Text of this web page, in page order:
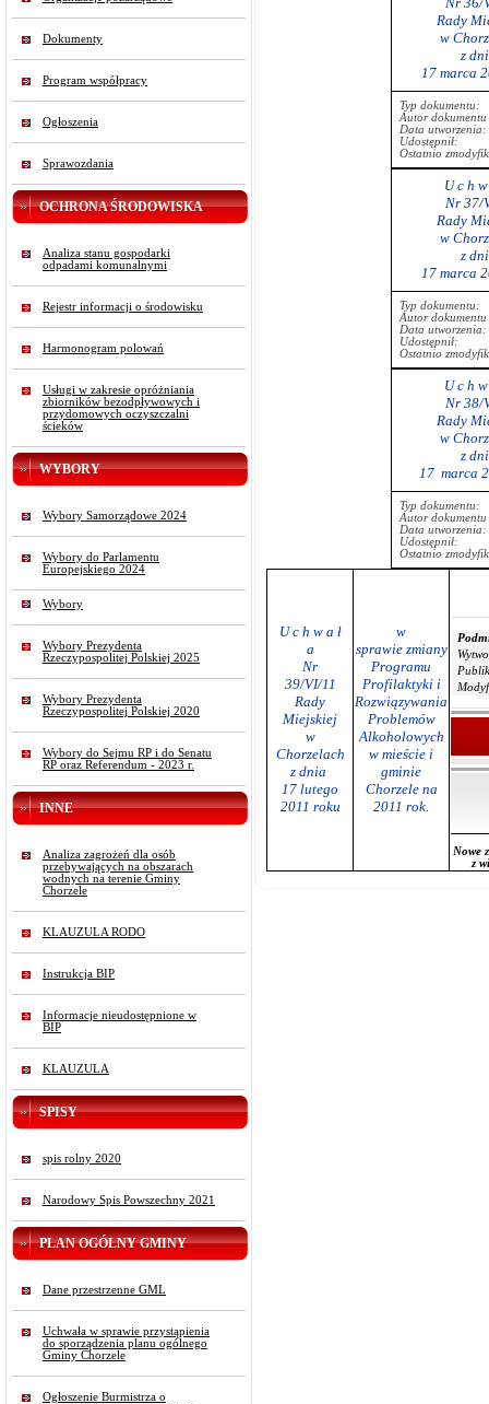
Dokumenty
Program współpracy
Ogłoszenia
Sprawozdania
OCHRONA ŚRODOWISKA
Analiza stanu gospodarki
odpadami komunalnymi
Rejestr informacji o środowisku
Harmonogram polowań
Usługi w zakresie opróżniania
zbiorników bezodpływowych i
przydomowych oczyszczalni
ścieków
WYBORY
Wybory Samorządowe 2024
Wybory do Parlamentu
Europejskiego 2024
Wybory
Wybory Prezydenta
Rzeczypospolitej Polskiej 2025
Wybory Prezydenta
Rzeczypospolitej Polskiej 2020
Wybory do Sejmu RP i do Senatu
RP oraz Referendum - 2023 r.
INNE
Analiza zagrożeń dla osób
przebywających na obszarach
wodnych na terenie Gminy
Chorzele
KLAUZULA RODO
Instrukcja BIP
Informacje nieudostępnione w
BIP
KLAUZULA
SPISY
spis rolny 2020
Narodowy Spis Powszechny 2021
PLAN OGÓLNY GMINY
Dane przestrzenne GML
Uchwała w sprawie przystąpienia
do sporządzenia planu ogólnego
Gminy Chorzele
Ogłoszenie Burmistrza o
Rady
w
z
17 marca
Typ dokumentu:
Autor
Data utworzenia:
Udostępnił:
Ostatnio
U c h
Nr 37/
Rady
w
z
17 marca
Typ dokumentu:
Autor
Data utworzenia:
Udostępnił:
Ostatnio
U c h
Nr 38/
Rady
w
z
17 marca
Typ dokumentu:
Autor
Data utworzenia:
Udostępnił:
Ostatnio
U c h w a ł
a
Nr
39/VI/11
Rady
Miejskiej
w
Chorzelach
z dnia
17 lutego
2011 roku
w
sprawie zmiany
Programu
Profilaktyki i
Rozwiązywania
Problemów
Alkoholowych
w mieście i
gminie
Chorzele na
2011 rok.
Nowe
z